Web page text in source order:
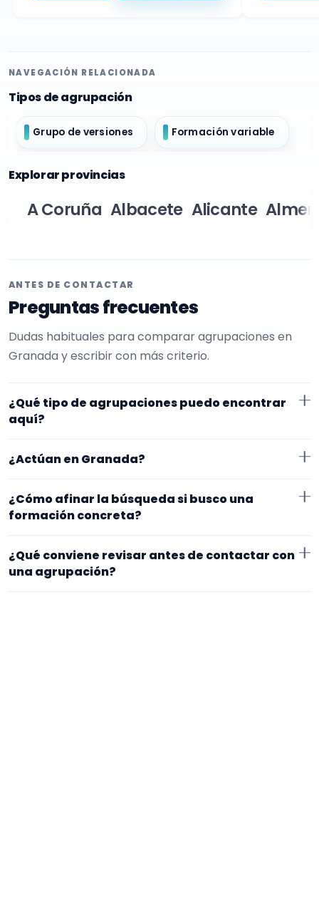
NAVEGACIÓN RELACIONADA
Tipos de agrupación
Grupo de versiones Formación variable
Explorar provincias
A Coruña Albacete Alicante
ANTES DE CONTACTAR
Preguntas frecuentes
Dudas habituales para comparar agrupaciones en
Granada y escribir con más criterio.
¿Qué tipo de agrupaciones puedo encontrar
aquí?
Aquí verás agrupaciones que trabajan para funerales.
Conviene comparar repertorio, tamaño de la
¿Actúan en Granada?
trabajan en Granada. Algunos son de la zona y otros
exacto, horarios y posibles gastos.
¿Cómo afinar la búsqueda si busco una
formación concreta?
Empieza por el tipo de evento y la zona. Si ya sabes el
formato que te encaja, usa el filtro de tipo de
agrupación para quedarte con opciones más
¿Qué conviene revisar antes de contactar con
una agrupación?